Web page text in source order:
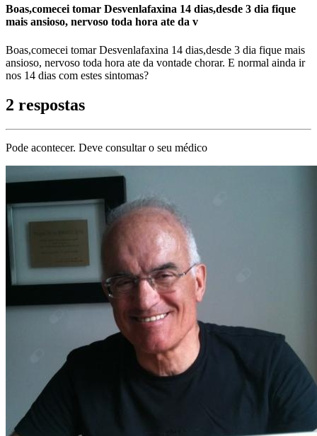
Boas,comecei tomar Desvenlafaxina 14 dias,desde 3 dia fique
mais ansioso, nervoso toda hora ate da v
Boas,comecei tomar Desvenlafaxina 14 dias,desde 3 dia fique mais
ansioso, nervoso toda hora ate da vontade chorar. E normal ainda ir
nos 14 dias com estes sintomas?
2 respostas
Pode acontecer. Deve consultar o seu médico